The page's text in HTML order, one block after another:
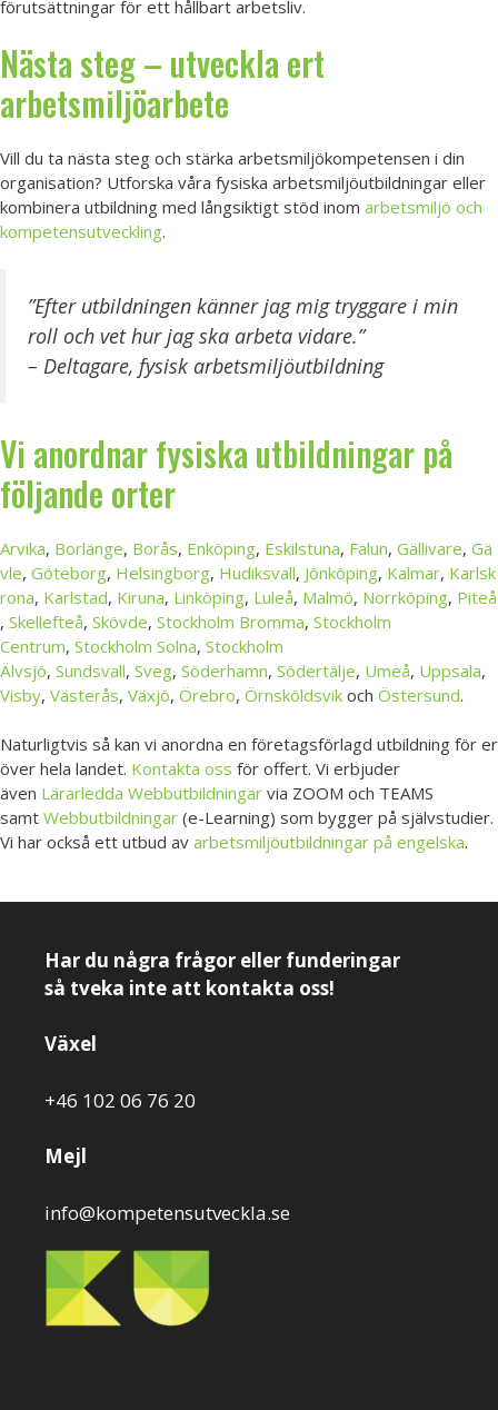
förutsättningar för ett hållbart arbetsliv.
Nästa steg – utveckla ert
arbetsmiljöarbete
Vill du ta nästa steg och stärka arbetsmiljökompetensen i din
organisation? Utforska våra fysiska arbetsmiljöutbildningar eller
kombinera utbildning med långsiktigt stöd inom arbetsmiljö och
kompetensutveckling.
”Efter utbildningen känner jag mig tryggare i min
roll och vet hur jag ska arbeta vidare.”
– Deltagare, fysisk arbetsmiljöutbildning
Vi anordnar fysiska utbildningar på
följande orter
Arvika, Borlänge, Borås, Enköping, Eskilstuna, Falun, Gällivare, Gä
vle, Göteborg, Helsingborg, Hudiksvall, Jönköping, Kalmar, Karlsk
rona, Karlstad, Kiruna, Linköping, Luleå, Malmö, Norrköping, Piteå
, Skellefteå, Skövde, Stockholm Bromma, Stockholm
Centrum, Stockholm Solna, Stockholm
Älvsjö, Sundsvall, Sveg, Söderhamn, Södertälje, Umeå, Uppsala,
Visby, Västerås, Växjö, Örebro, Örnsköldsvik och Östersund.
Naturligtvis så kan vi anordna en företagsförlagd utbildning för er
över hela landet. Kontakta oss för offert. Vi erbjuder
även Lärarledda Webbutbildningar via ZOOM och TEAMS
samt Webbutbildningar (e-Learning) som bygger på självstudier.
Vi har också ett utbud av arbetsmiljöutbildningar på engelska.
Har du några frågor eller funderingar
så tveka inte att kontakta oss!
Växel
+46 102 06 76 20
Mejl
info@kompetensutveckla.se